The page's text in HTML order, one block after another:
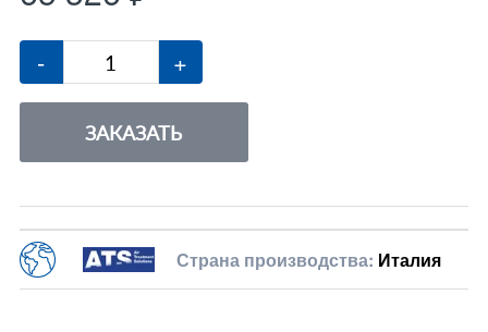
- +
ЗАКАЗАТЬ
Страна производства: Италия